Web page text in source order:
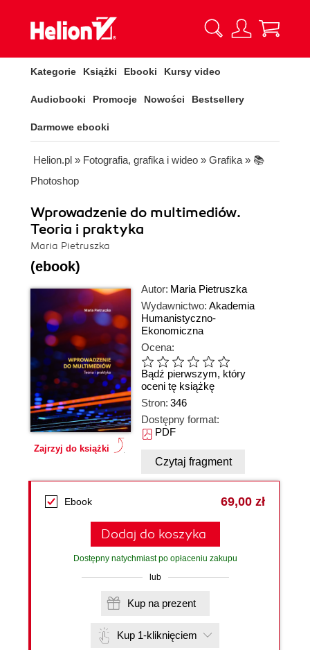
Kategorie Książki Ebooki Kursy video
Audiobooki Promocje Nowości Bestsellery
Darmowe ebooki
Helion.pl » Fotografia, grafika i wideo » Grafika » 📚
Photoshop
Wprowadzenie do multimediów.
Teoria i praktyka
Maria Pietruszka
(ebook)
Zajrzyj do książki
Autor: Maria Pietruszka
Wydawnictwo: Akademia
Humanistyczno-
Ekonomiczna
Ocena:
Bądź pierwszym, który
oceni tę książkę
Stron: 346
Dostępny format:
PDF
Czytaj fragment
Ebook 69,00 zł
Dodaj do koszyka
Dostępny natychmiast po opłaceniu zakupu
lub
Kup na prezent
Kup 1-kliknięciem